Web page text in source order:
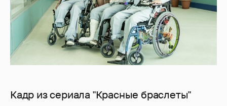
Кадр из сериала "Красные браслеты"